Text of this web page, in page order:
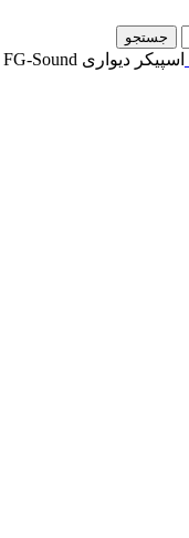
جستجو
اسپیکر دیواری FG-Sound مدل FG-206